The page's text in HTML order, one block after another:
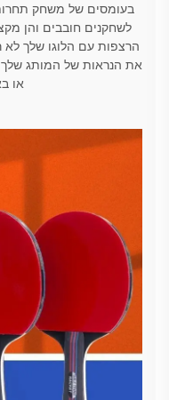
בעומסים של משחק
לשחקנים חובבים והן
הרצפות עם הלוגו שלך
את הנראות של המותג שלך
או